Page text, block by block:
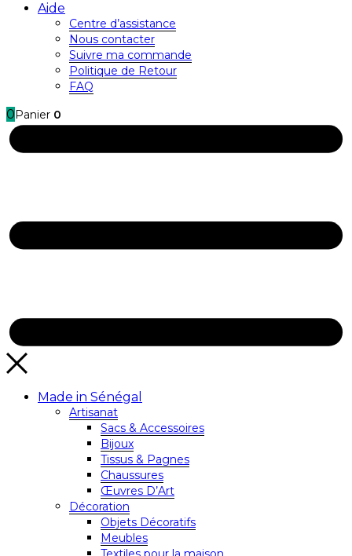
Aide
Centre d’assistance
Nous contacter
Suivre ma commande
Politique de Retour
FAQ
0 Panier 0
Made in Sénégal
Artisanat
Sacs & Accessoires
Bijoux
Tissus & Pagnes
Chaussures
Œuvres D’Art
Décoration
Objets Décoratifs
Meubles